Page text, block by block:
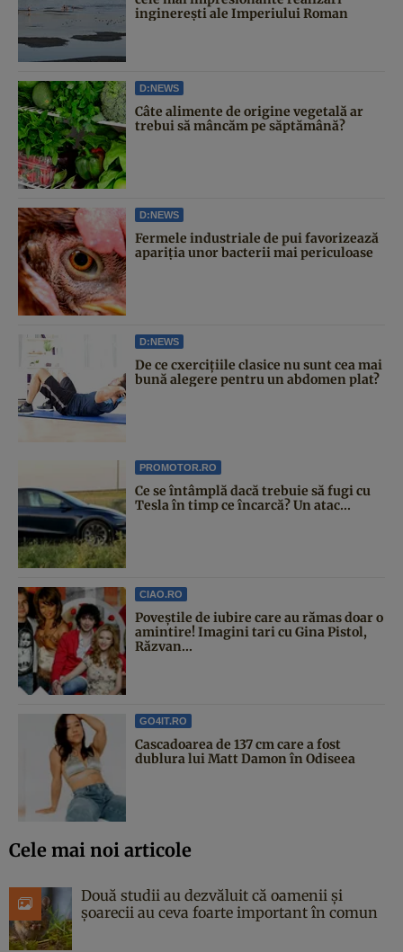
inginerești ale Imperiului Roman
D:NEWS
Câte alimente de origine vegetală ar
trebui să mâncăm pe săptămână?
D:NEWS
Fermele industriale de pui favorizează
apariția unor bacterii mai periculoase
D:NEWS
De ce cxercițiile clasice nu sunt cea mai
bună alegere pentru un abdomen plat?
PROMOTOR.RO
Ce se întâmplă dacă trebuie să fugi cu
Tesla în timp ce încarcă? Un atac...
CIAO.RO
Poveştile de iubire care au rămas doar o
amintire! Imagini tari cu Gina Pistol,
Răzvan...
GO4IT.RO
Cascadoarea de 137 cm care a fost
dublura lui Matt Damon în Odiseea
Cele mai noi articole
Două studii au dezvăluit că oamenii și
șoarecii au ceva foarte important în comun